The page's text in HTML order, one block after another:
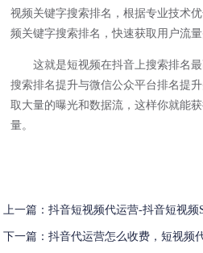
视频关键字搜索排名，根据专业技术
频关键字搜索排名，快速获取用户流量
这就是短视频在抖音上搜索排名最
搜索排名提升与微信公众平台排名提
取大量的曝光和数据流，这样你就能
量。
上一篇：抖音短视频代运营-抖音短视频
下一篇：抖音代运营怎么收费，短视频